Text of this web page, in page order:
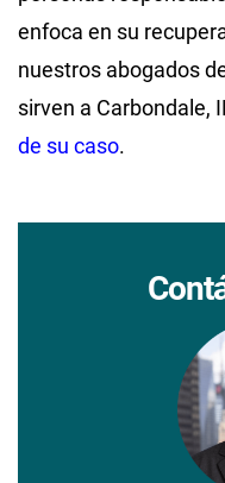
enfoca en su
nuestros abogados
sirven a Carbondale,
de su caso.